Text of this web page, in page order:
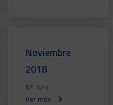
Noviembre
2018
Nº 124
Ver más